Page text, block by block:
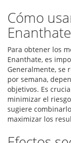
Cómo
Enanthate
Para obtener los
Enanthate, es
Generalmente, se
por semana,
objetivos. Es
minimizar el
sugiere
maximizar los